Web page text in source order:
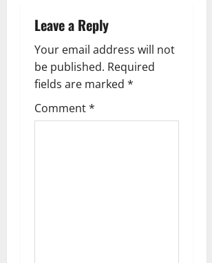
v
i
g
a
t
Leave a Reply
Your email address will not
be published. Required
fields are marked *
Comment*